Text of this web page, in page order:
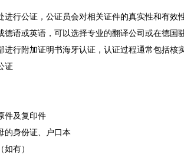
进行公证，公证员会对相关证件的真实性和有效
德语或英语，可以选择专业的翻译公司或在德国
进行附加证明书海牙认证，认证过程通常包括核
证
件及复印件
的身份证、户口本
有）